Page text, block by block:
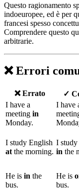
Questo ragionamento
indoeuropee, ed è per
francesi spesso
Comprendere questo
arbitrarie.
❌ Errori
❌ Errato ✓
I have a
meeting in
Monday.
I have
I study English
at the morning.
I
in the
He is in the
bus.
He is
bus.